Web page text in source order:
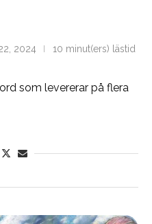
2024 10 minut(ers) lästid
som levererar på flera